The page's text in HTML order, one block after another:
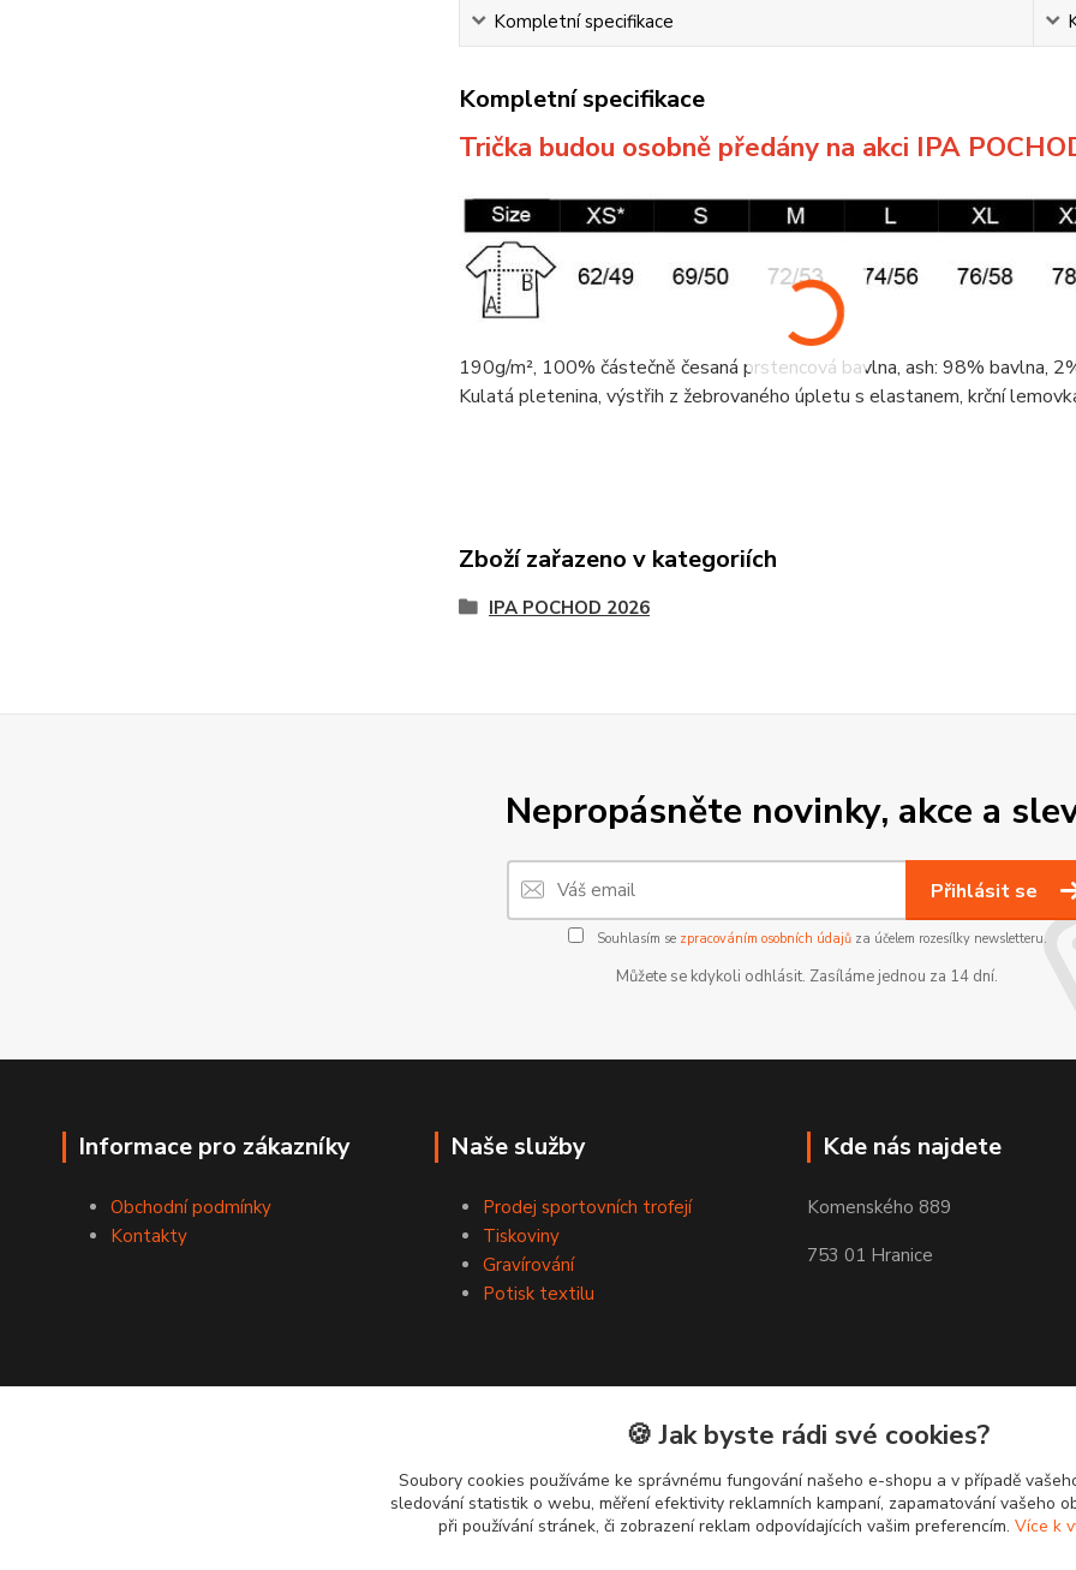
Kompletní specifikace
Kompletní specifikace
Trička budou osobně předány na akci IPA
190g/m², 100% částečně česaná prstencová bavlna, ash: 98% bavlna,
Kulatá pletenina, výstřih z žebrovaného úpletu s elastanem, krční
Zboží zařazeno v kategoriích
IPA POCHOD 2026
Nepropásněte novinky, akce a
Přihlásit se
Souhlasím se zpracováním osobních údajůza účelem rozesílky newsletteru.
Můžete se kdykoli odhlásit. Zasíláme jednou za 14 dní.
Informace pro zákazníky
Obchodní podmínky
Kontakty
Naše služby
Prodej sportovních trofejí
Tiskoviny
Gravírování
Potisk textilu
Kde nás najdete
Komenského 889
753 01 Hranice
🍪 Jak byste rádi své cookies?
Soubory cookies používáme ke správnému fungování našeho e-shopu a v případě
sledování statistik o webu, měření efektivity reklamních kampaní, zapamatování vašeho
při používání stránek, či zobrazení reklam odpovídajících vašim preferencím. Více k